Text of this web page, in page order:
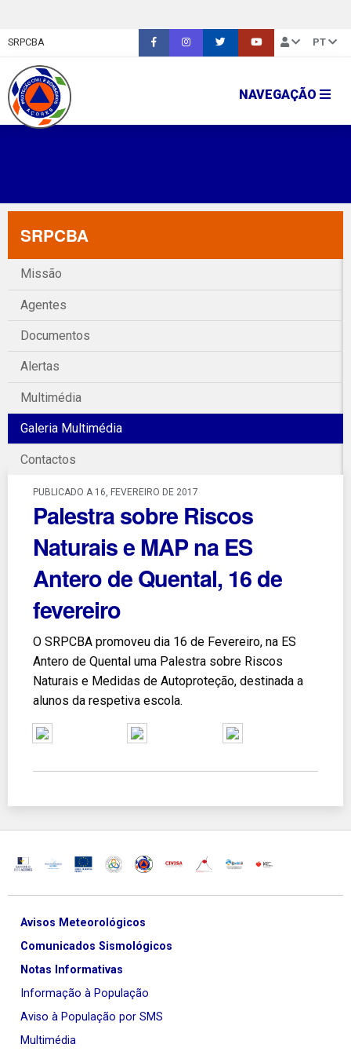
SRPCBA PT
NAVEGAÇÃO
SRPCBA
Missão
Agentes
Documentos
Alertas
Multimédia
Galeria Multimédia
Contactos
PUBLICADO A 16, FEVEREIRO DE 2017
Palestra sobre Riscos
Naturais e MAP na ES
Antero de Quental, 16 de
fevereiro
O SRPCBA promoveu dia 16 de Fevereiro, na ES
Antero de Quental uma Palestra sobre Riscos
Naturais e Medidas de Autoproteção, destinada a
alunos da respetiva escola.
Avisos Meteorológicos
Comunicados Sismológicos
Notas Informativas
Informação à População
Aviso à População por SMS
Multimédia